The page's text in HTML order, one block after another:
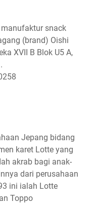
snack
(brand) Oishi
XVII B Blok U5 A,
Jepang bidang
karet Lotte yang
akrab bagi anak-
dari perusahaan
ini ialah Lotte
Toppo